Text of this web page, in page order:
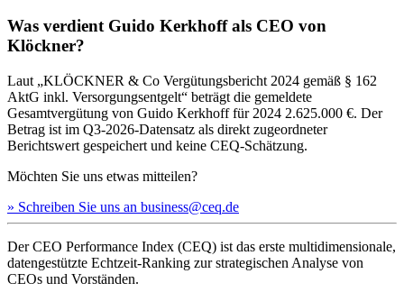
Was verdient Guido Kerkhoff als CEO von
Klöckner?
Laut „KLÖCKNER & Co Vergütungsbericht 2024 gemäß § 162
AktG inkl. Versorgungsentgelt“ beträgt die gemeldete
Gesamtvergütung von Guido Kerkhoff für 2024 2.625.000 €. Der
Betrag ist im Q3-2026-Datensatz als direkt zugeordneter
Berichtswert gespeichert und keine CEQ-Schätzung.
Möchten Sie uns etwas mitteilen?
» Schreiben Sie uns an business@ceq.de
Der CEO Performance Index (CEQ) ist das erste multidimensionale,
datengestützte Echtzeit-Ranking zur strategischen Analyse von
CEOs und Vorständen.